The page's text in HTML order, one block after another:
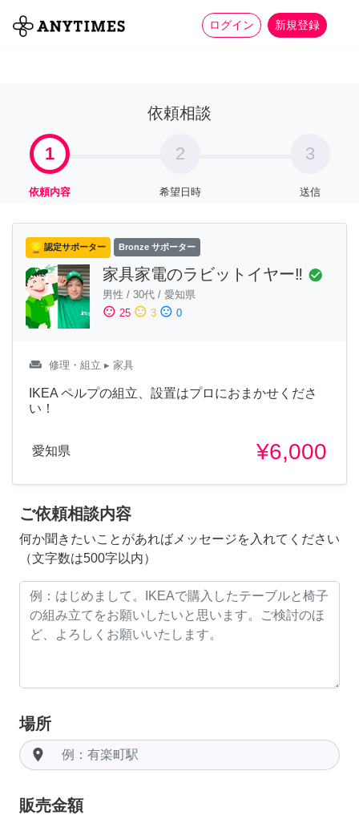
ログイン 新規登録
全て 家事 more_horiz
依頼相談
1
依頼内容
2
希望日時
3
送信
認定サポーター Bronze サポーター
家具家電のラビットイヤー‼️ check_circle
男性 / 30代 / 愛知県
sentiment_satisfied 25 sentiment_neutral 3 sentiment_dissatisfied 0
weekend 修理・組立 ▸ 家具
IKEA ペルプの組立、設置はプロにおまかせくださ
い！
愛知県 ¥6,000
ご依頼相談内容
何か聞きたいことがあればメッセージを入れてください
（文字数は500字以内）
場所
room
販売金額